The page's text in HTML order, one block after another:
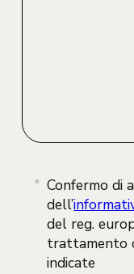
Confermo di
dell’
del reg.
trattamento
indicate